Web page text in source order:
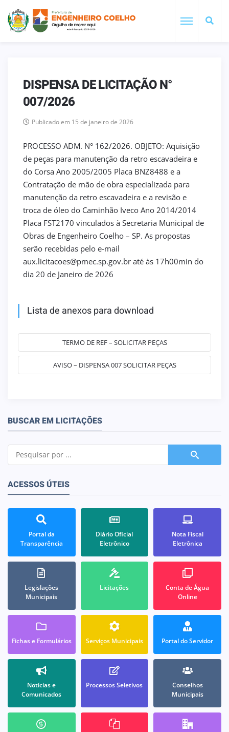
DISPENSA DE LICITAÇÃO N°
007/2026
Publicado em 15 de janeiro de 2026
PROCESSO ADM. N° 162/2026. OBJETO: Aquisição
de peças para manutenção da retro escavadeira e
do Corsa Ano 2005/2005 Placa BNZ8488 e a
Contratação de mão de obra especializada para
manutenção da retro escavadeira e a revisão e
troca de óleo do Caminhão Iveco Ano 2014/2014
Placa FST2170 vinculados à Secretaria Municipal de
Obras de Engenheiro Coelho – SP. As propostas
serão recebidas pelo e-mail
aux.licitacoes@pmec.sp.gov.br até às 17h00min do
dia 20 de Janeiro de 2026
Lista de anexos para download
TERMO DE REF – SOLICITAR PEÇAS
AVISO – DISPENSA 007 SOLICITAR PEÇAS
BUSCAR EM LICITAÇÕES
ACESSOS ÚTEIS
Portal da
Transparência
Diário Oficial
Eletrônico
Nota Fiscal
Eletrônica
Legislações
Municipais
Licitações
Conta de Água
Online
Fichas e Formulários Serviços Municipais Portal do Servidor
Notícias e
Comunicados
Processos Seletivos
Conselhos
Municipais